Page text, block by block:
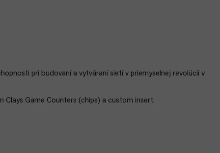
pri budovaní a vytváraní sietí v priemyselnej revolúcii v
Clays Game Counters (chips) a custom insert.